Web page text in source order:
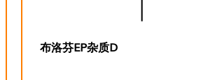
布洛芬EP杂质D